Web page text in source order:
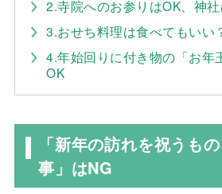
2.寺院へのお参りはOK、神社
3.おせち料理は食べてもいい
4.年始回りに付き物の「お年
OK
「新年の訪れを祝うも
事」はNG